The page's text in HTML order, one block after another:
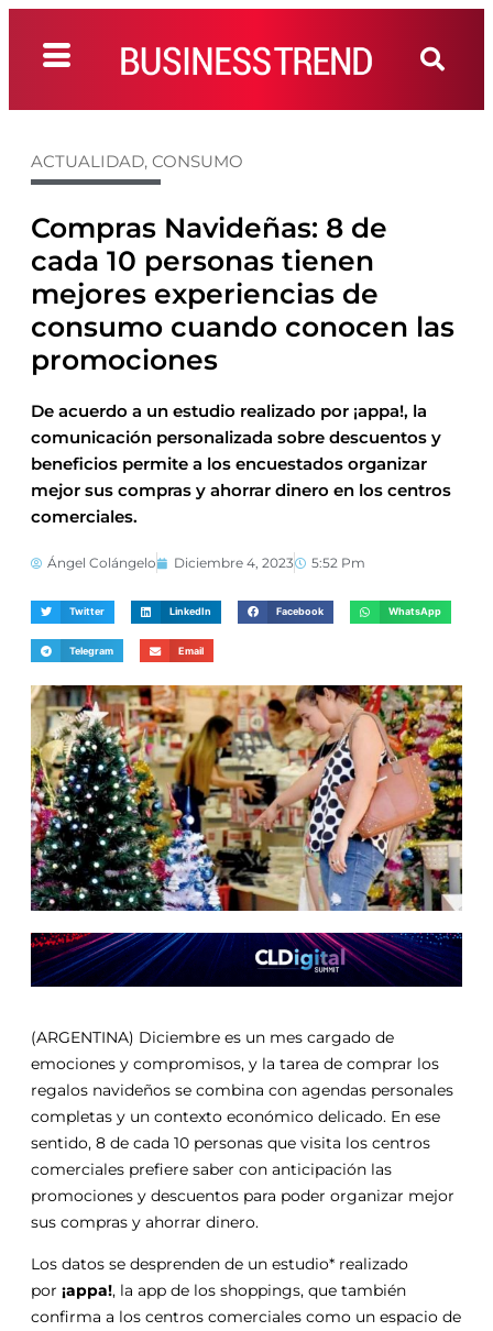
ACTUALIDAD, CONSUMO
Compras Navideñas: 8 de
cada 10 personas tienen
mejores experiencias de
consumo cuando conocen las
promociones
De acuerdo a un estudio realizado por ¡appa!, la
comunicación personalizada sobre descuentos y
beneficios permite a los encuestados organizar
mejor sus compras y ahorrar dinero en los centros
comerciales.
Ángel Colángelo Diciembre 4, 2023 5:52 Pm
Twitter LinkedIn Facebook WhatsApp
Telegram Email
(ARGENTINA) Diciembre es un mes cargado de
emociones y compromisos, y la tarea de comprar los
regalos navideños se combina con agendas personales
completas y un contexto económico delicado. En ese
sentido, 8 de cada 10 personas que visita los centros
comerciales prefiere saber con anticipación las
promociones y descuentos para poder organizar mejor
sus compras y ahorrar dinero.
Los datos se desprenden de un estudio* realizado
por ¡appa!, la app de los shoppings, que también
confirma a los centros comerciales como un espacio de